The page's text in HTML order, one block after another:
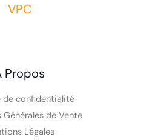
VPC
Propos
de confidentialité
de Vente
Légales